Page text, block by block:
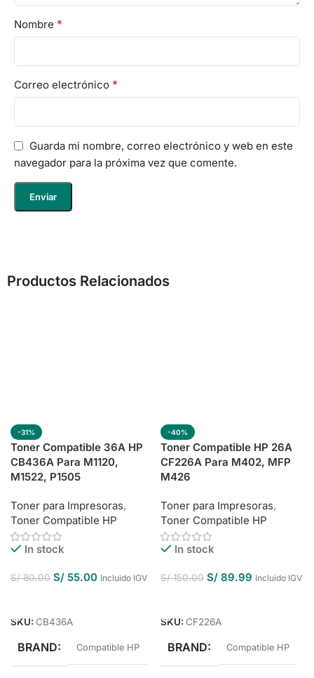
Nombre *
Correo electrónico *
Guarda mi nombre, correo electrónico y web en este
navegador para la próxima vez que comente.
Productos Relacionados
-31%
Toner Compatible 36A HP
CB436A Para M1120,
M1522, P1505
Toner para Impresoras,
Toner Compatible HP
In stock
S/80.00 S/ 55.00 Incluido IGV
SKU: CB436A
BRAND Compatible HP
-40%
Toner Compatible HP 26A
CF226A Para M402, MFP
M426
Toner para Impresoras,
Toner Compatible HP
In stock
S/150.00 S/ 89.99 Incluido IGV
SKU: CF226A
BRAND Compatible HP